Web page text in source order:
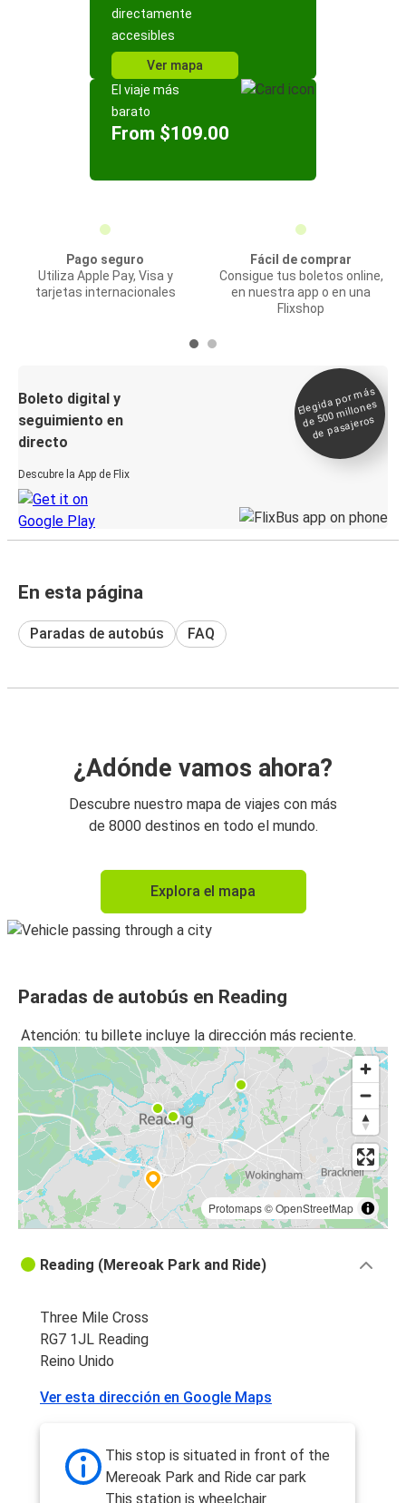
directamente
accesibles
Ver mapa
El viaje más
barato
From $109.00
Pago seguro
Utiliza Apple Pay, Visa y
tarjetas internacionales
Fácil de comprar
Consigue tus boletos online,
en nuestra app o en una
Flixshop
Boleto digital y
seguimiento en
directo
Descubre la App de Flix
Elegida por
más
de 500
millones
de pasajeros
En esta página
Paradas de autobús FAQ
¿Adónde vamos ahora?
Descubre nuestro mapa de viajes con más
de 8000 destinos en todo el mundo.
Explora el mapa
Paradas de autobús en Reading
Atención: tu billete incluye la dirección más reciente.
Protomaps©OpenStreetMap
Reading (Mereoak Park and Ride)
Three Mile Cross
RG7 1JL Reading
Reino Unido
Ver esta dirección en Google Maps
This stop is situated in front of the
Mereoak Park and Ride car park
This station is wheelchair